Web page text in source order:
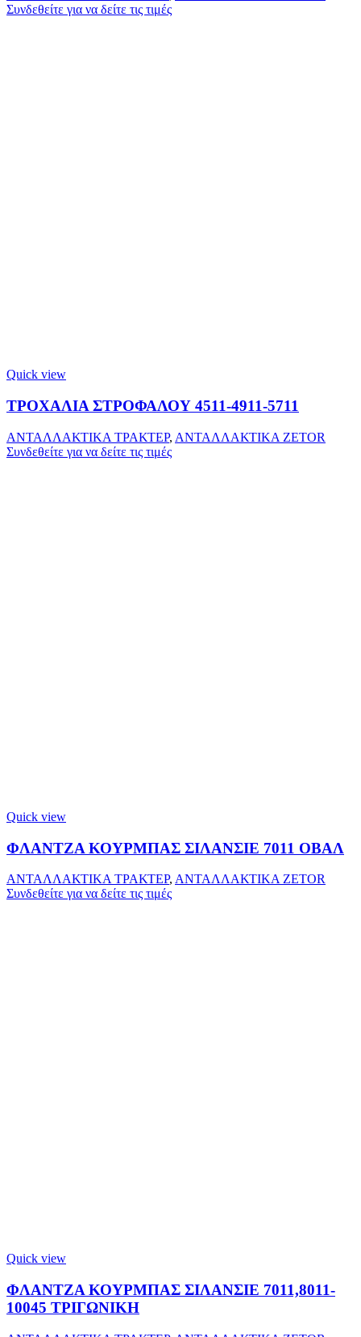
Συνδεθείτε για να δείτε τις τιμές
Quick view
ΤΡΟΧΑΛΙΑ ΣΤΡΟΦΑΛΟΥ 4511-4911-5711
ΑΝΤΑΛΛΑΚΤΙΚΑ ΤΡΑΚΤΕΡ, ΑΝΤΑΛΛΑΚΤΙΚΑ ZETOR
Συνδεθείτε για να δείτε τις τιμές
Quick view
ΦΛΑΝΤΖΑ ΚΟΥΡΜΠΑΣ ΣΙΛΑΝΣΙΕ 7011 ΟΒΑΛ
ΑΝΤΑΛΛΑΚΤΙΚΑ ΤΡΑΚΤΕΡ, ΑΝΤΑΛΛΑΚΤΙΚΑ ZETOR
Συνδεθείτε για να δείτε τις τιμές
Quick view
ΦΛΑΝΤΖΑ ΚΟΥΡΜΠΑΣ ΣΙΛΑΝΣΙΕ 7011,8011-
10045 ΤΡΙΓΩΝΙΚΗ